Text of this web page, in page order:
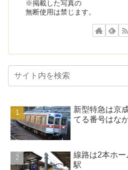
※掲載した写真の
無断使用は禁じます。
新型特急は京
てる番号はな
線路は2本ホ
駅